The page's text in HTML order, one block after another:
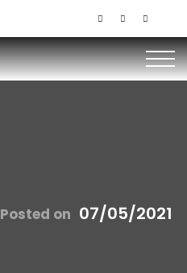
Posted on 07/05/2021